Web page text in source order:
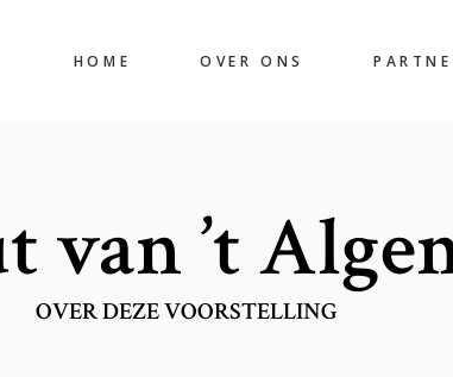
HOME OVER ONS
van ’t
OVER DEZE VOORSTELLING